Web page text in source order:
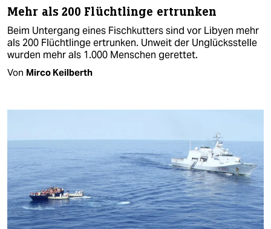
Mehr als 200 Flüchtlinge ertrunken
Beim Untergang eines Fischkutters sind vor Libyen mehr
als 200 Flüchtlinge ertrunken. Unweit der Unglücksstelle
wurden mehr als 1.000 Menschen gerettet.
Von Mirco Keilberth